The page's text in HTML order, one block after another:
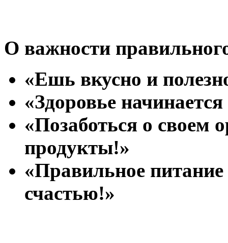
О важности
«Ешь вкусно и
«Здоровье
«Позаботься о своем
продукты!»
«Правильное
счастью!»